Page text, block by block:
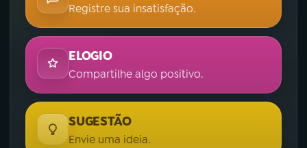
Registre sua insatisfação.
ELOGIO
Compartilhe algo positivo.
SUGESTÃO
Envie uma ideia.